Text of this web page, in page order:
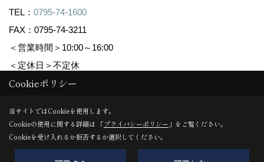
TEL： 0795-74-1600
FAX：0795-74-3211
＜営業時間＞10:00～16:00
＜定休日＞不定休
Copyright (c) 株式会社森下住建. All Rights Reserved.
Produced byゴデスクリエイト
Cookieポリシー
当サイトではCookieを使用します。
Cookieの使用に関する詳細は 「プライバシーポリシー 」をご覧ください。
Cookieを受け入れるか拒否するか選択してください。